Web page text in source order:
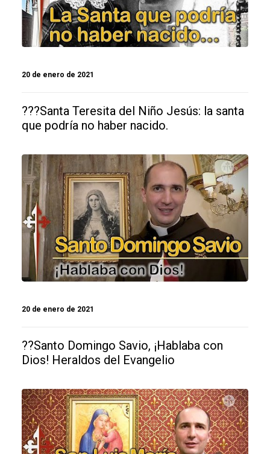
20 de enero de 2021
???Santa Teresita del Niño Jesús: la santa
que podría no haber nacido.
20 de enero de 2021
??Santo Domingo Savio, ¡Hablaba con
Dios! Heraldos del Evangelio